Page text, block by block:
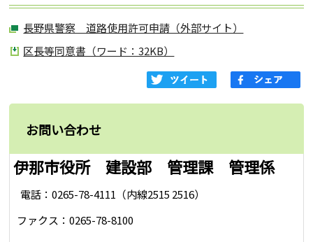
長野県警察 道路使用許可申請（外部サイト）
区長等同意書（ワード：32KB）
お問い合わせ
伊那市役所 建設部 管理課 管理係
電話：0265-78-4111（内線2515 2516）
ファクス：0265-78-8100